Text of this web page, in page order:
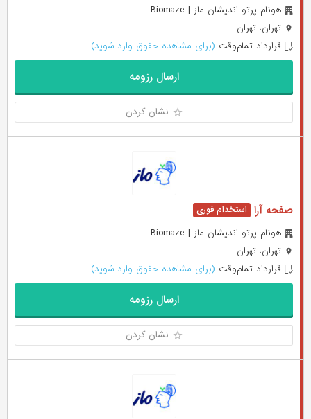
هونام پرتو اندیشان ماز | Biomaze
تهران، تهران
قرارداد تمام‌وقت (برای مشاهده حقوق وارد شوید)
ارسال رزومه
نشان کردن
صفحه آرا
هونام پرتو اندیشان ماز | Biomaze
تهران، تهران
قرارداد تمام‌وقت (برای مشاهده حقوق وارد شوید)
ارسال رزومه
نشان کردن